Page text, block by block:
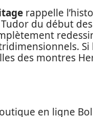
rappelle
du début
des montres
en ligne